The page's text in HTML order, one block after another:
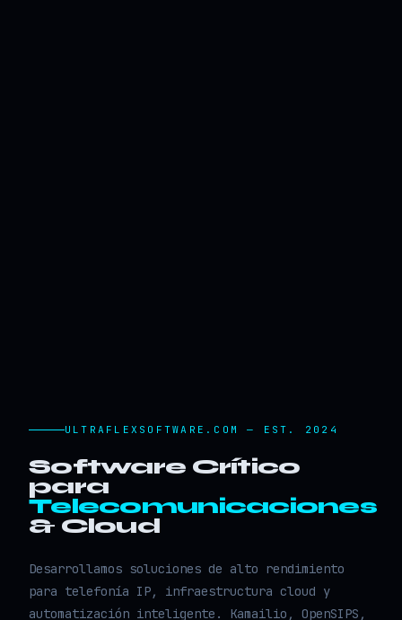
ULTRAFLEXSOFTWARE.COM — EST. 2024
Software Crítico
para
Telecomunicaciones
& Cloud
Desarrollamos soluciones de alto rendimiento
para telefonía IP, infraestructura cloud y
automatización inteligente. Kamailio, OpenSIPS,